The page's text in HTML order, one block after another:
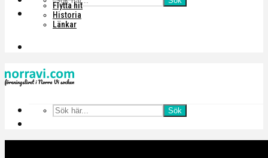
Flytta hit
Historia
Länkar
Sök